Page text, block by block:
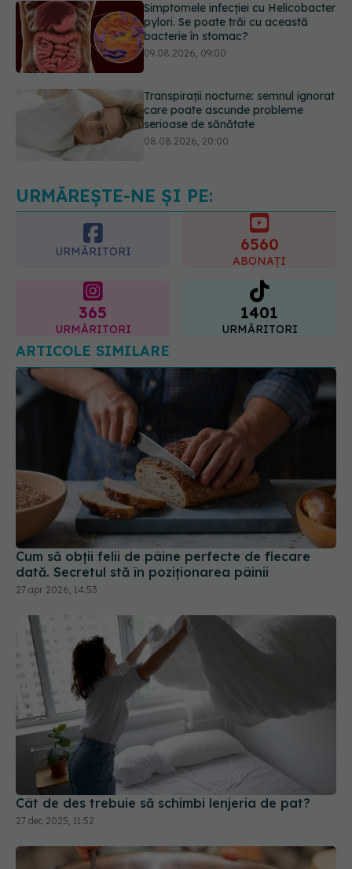
Transpirații nocturne: semnul ignorat
care poate ascunde probleme
Cum folosești uleiul esențial de
rozmarin pentru a opri căderea
URMĂREȘTE-NE ȘI PE:
URMĂRITORI 6560
ABONAȚI
365
URMĂRITORI
1401
URMĂRITORI
ARTICOLE SIMILARE
Cum să obții felii de pâine perfecte de fiecare
dată. Secretul stă în poziționarea pâinii
27 apr 2026, 14:53
Cât de des trebuie să schimbi lenjeria de pat?
27 dec 2025, 11:52